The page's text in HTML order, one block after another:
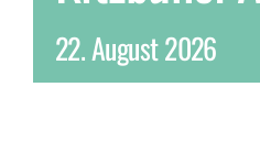
22. August 2026